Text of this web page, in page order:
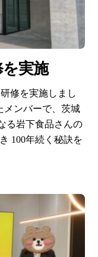
を実施
修を実施しまし
メンバーで、茨城
る岩下食品さんの
100年続く秘訣を